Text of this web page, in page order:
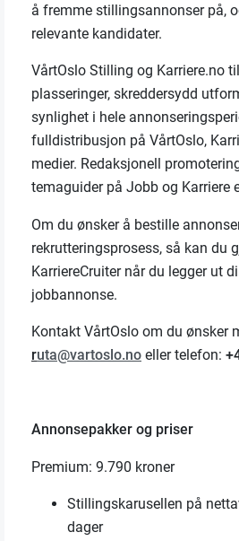
å fremme stillingsannonser på,
relevante kandidater.
VårtOslo Stilling og Karriere.no
plasseringer, skreddersydd
synlighet i hele
fulldistribusjon på VårtOslo,
medier. Redaksjonell
temaguider på Jobb og Karriere
Om du ønsker å bestille
rekrutteringsprosess, så kan du
KarriereCruiter når du legger ut
jobbannonse.
Kontakt VårtOslo om du ønsker
ruta@vartoslo.no eller telefon:
Annonsepakker og priser
Premium: 9.790 kroner
Stillingskarusellen på
dager